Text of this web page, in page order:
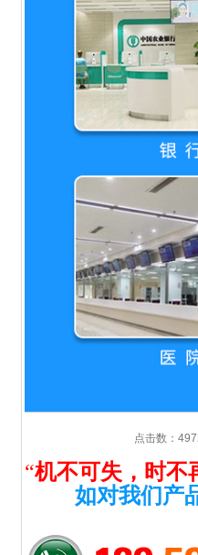
点击数：
“机不可失，时不
如对我们产